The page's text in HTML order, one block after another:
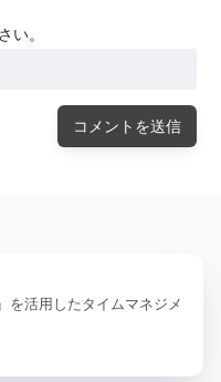
い。
を活用したタイムマネジメ